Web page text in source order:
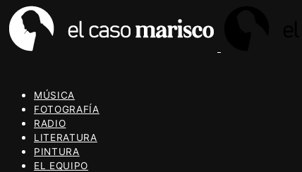
MÚSICA
FOTOGRAFÍA
RADIO
LITERATURA
PINTURA
EL EQUIPO